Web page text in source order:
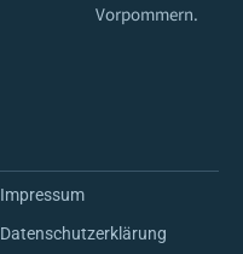
Vorpommern.
Impressum
Datenschutzerklärung